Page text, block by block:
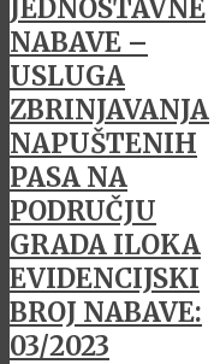
JEDNOSTAVNE
NABAVE –
USLUGA
ZBRINJAVANJA
NAPUŠTENIH
PASA NA
PODRUČJU
GRADA ILOKA
EVIDENCIJSKI
BROJ NABAVE:
03/2023